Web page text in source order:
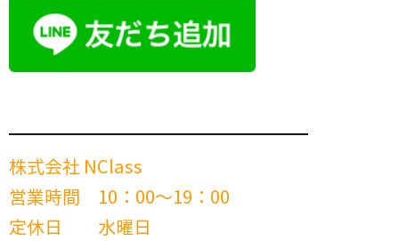
━━━━━━━━━━━━━━━━━━━━━━━━
株式会社 NClass
営業時間 10：00～19：00
定休日 水曜日